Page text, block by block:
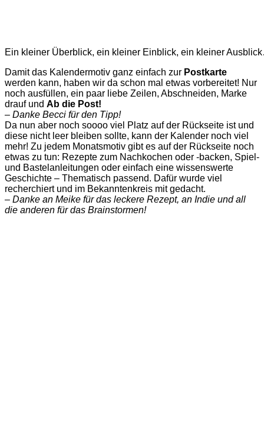
Ein kleiner Überblick, ein kleiner Einblick, ein kleiner
Damit das Kalendermotiv ganz einfach zur Postkarte
werden kann, haben wir da schon mal etwas vorbereitet! Nur
noch ausfüllen, ein paar liebe Zeilen, Abschneiden, Marke
drauf und Ab die Post!
– Danke Becci für den Tipp!
Da nun aber noch soooo viel Platz auf der Rückseite ist und
diese nicht leer bleiben sollte, kann der Kalender noch viel
mehr! Zu jedem Monatsmotiv gibt es auf der Rückseite noch
etwas zu tun: Rezepte zum Nachkochen oder -backen, Spiel-
und Bastelanleitungen oder einfach eine wissenswerte
Geschichte – Thematisch passend. Dafür wurde viel
recherchiert und im Bekanntenkreis mit gedacht.
– Danke an Meike für das leckere Rezept, an Indie und all
die anderen für das Brainstormen!